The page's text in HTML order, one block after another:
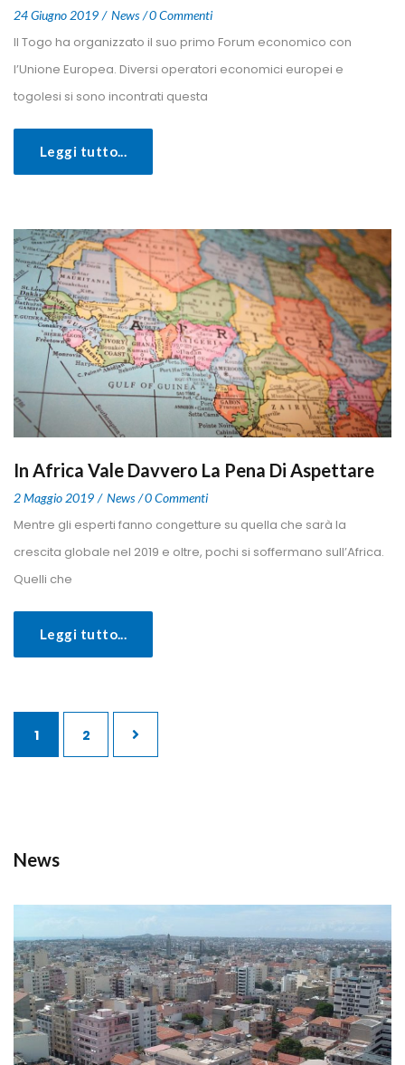
24 Giugno 2019 New 0 Commenti
Il Togo ha organizzato il suo primo Forum economico con
l’Unione Europea. Diversi operatori economici europei e
togolesi si sono incontrati questa
Leggi tutto...
In Africa Vale Davvero La Pena Di Aspettare
2 Maggio 2019 New 0 Commenti
Mentre gli esperti fanno congetture su quella che sarà la
crescita globale nel 2019 e oltre, pochi si soffermano sull’Africa.
Quelli che
Leggi tutto...
1 2
New